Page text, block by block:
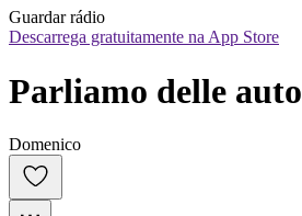
Guardar rádio
Descarrega gratuitamente na App Store
Parliamo delle auto
Domenico